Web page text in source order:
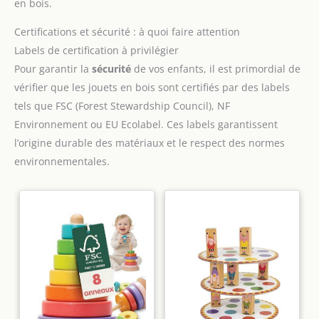
mathématiques (compter, trier, comparer).
BOIS FSC &
PEINTURES SÛRES : Chaque bloc est fabriqué en bois certifié
FSC avec des bords lisses et des peintures sûres pour les
enfants, afin de permettre une manipulation agréable, sans
risque, dès le plus jeune âge.
en bois.
Certifications et sécurité : à quoi faire attention
Labels de certification à privilégier
Pour garantir la sécurité de vos enfants, il est primordial de
vérifier que les jouets en bois sont certifiés par des labels
tels que FSC (Forest Stewardship Council), NF
Environnement ou EU Ecolabel. Ces labels garantissent
l’origine durable des matériaux et le respect des normes
environnementales.